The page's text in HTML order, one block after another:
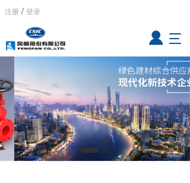
注册 / 登录
T
g
g
l
n
a
v
i
g